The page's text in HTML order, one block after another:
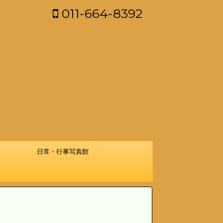
011-664-8392
日常・行事写真館